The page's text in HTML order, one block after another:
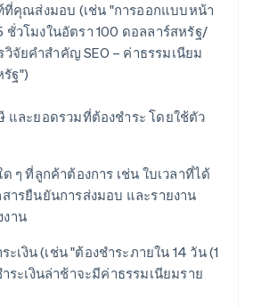
คุณส่งมอบ (เช่น "การออกแบบหน้า
ชั่วโมงในอัตรา 100 ดอลลาร์สหรัฐ/
วิจัยคำสำคัญ SEO – ค่าธรรมเนียม
ฐ")
และยอดรวมที่ต้องชำระ โดยใช้ตัว
ๆ ที่ลูกค้าต้องการ เช่น ใบเวลาที่ได้
ารยืนยันการส่งมอบ และรายงาน
าน
เงิน (เช่น "ต้องชำระภายใน 14 วัน (1
ระเงินล่าช้าจะมีค่าธรรมเนียมราย